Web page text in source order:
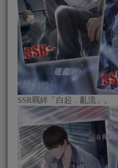
SSR羈絆「白起．亂流」。